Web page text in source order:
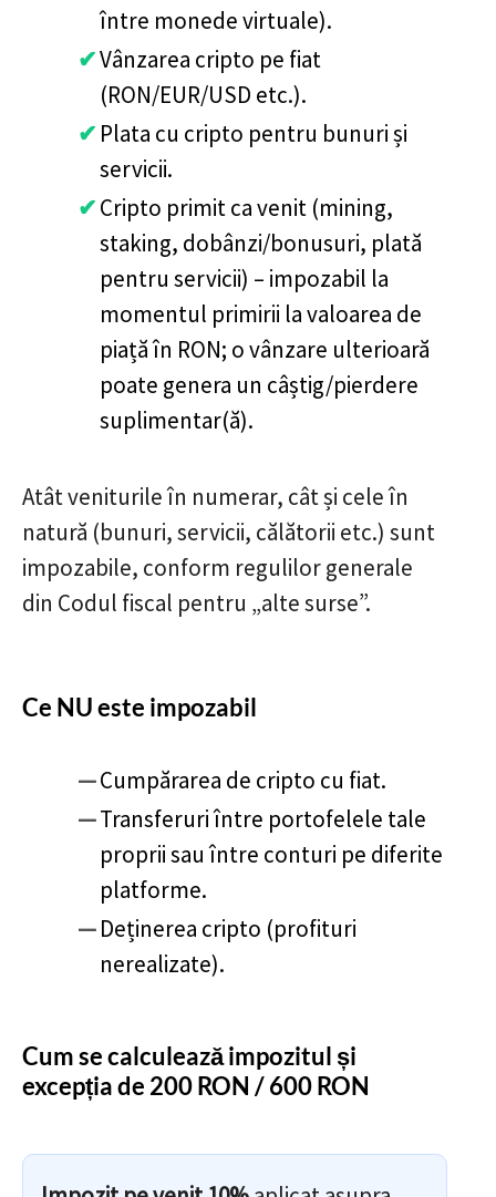
între monede virtuale).
Vânzarea cripto pe fiat
(RON/EUR/USD etc.).
Plata cu cripto pentru bunuri și
servicii.
Cripto primit ca venit (mining,
staking, dobânzi/bonusuri, plată
pentru servicii) – impozabil la
momentul primirii la valoarea de
piață în RON; o vânzare ulterioară
poate genera un câștig/pierdere
suplimentar(ă).
Atât veniturile în numerar, cât și cele în
natură (bunuri, servicii, călătorii etc.) sunt
impozabile, conform regulilor generale
din Codul fiscal pentru „alte surse”.
Ce NU este impozabil
Cumpărarea de cripto cu fiat.
Transferuri între portofelele tale
proprii sau între conturi pe diferite
platforme.
Deținerea cripto (profituri
nerealizate).
Cum se calculează impozitul și
excepția de 200 RON / 600 RON